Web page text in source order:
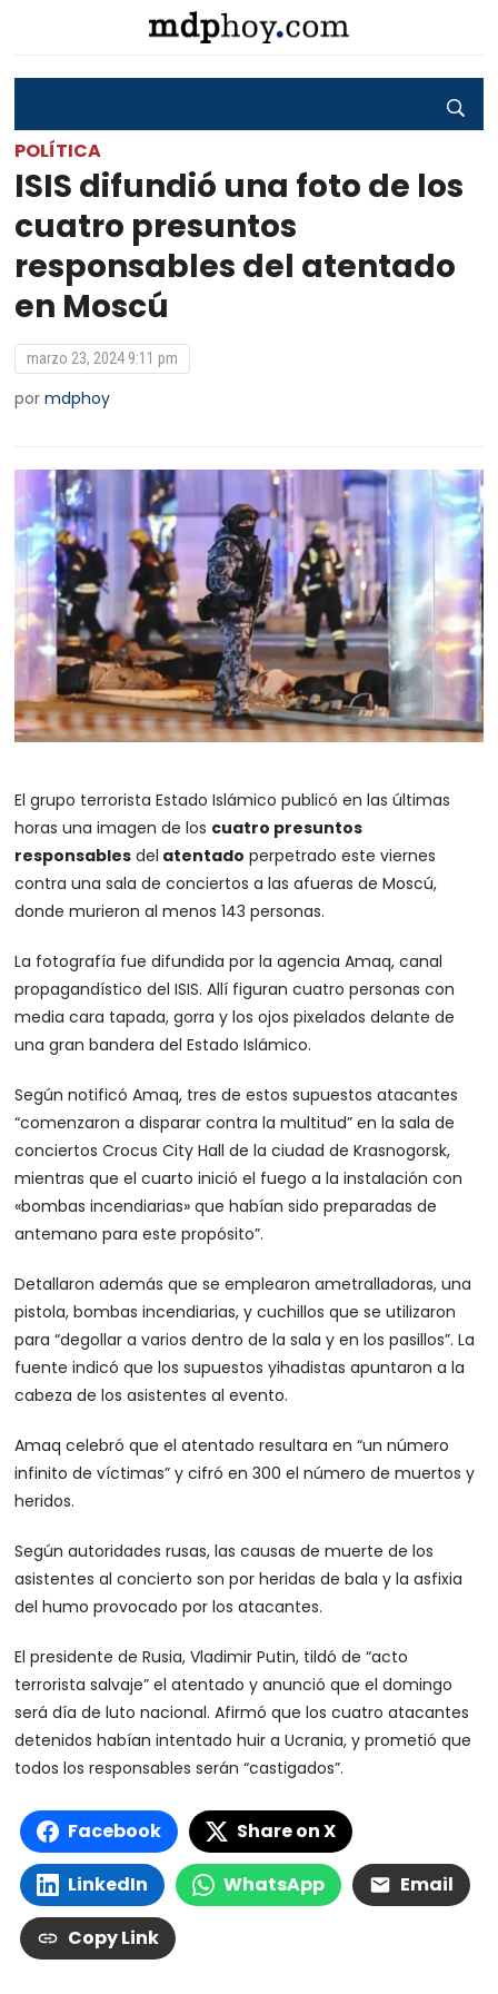
POLÍTICA
ISIS difundió una foto de los
cuatro presuntos
responsables del atentado
en Moscú
marzo 23, 2024 9:11 pm
pormdphoy
El grupo terrorista Estado Islámico publicó en las últimas
horas una imagen de los cuatro presuntos
responsables del atentado perpetrado este viernes
contra una sala de conciertos a las afueras de Moscú,
donde murieron al menos 143 personas.
La fotografía fue difundida por la agencia Amaq, canal
propagandístico del ISIS. Allí figuran cuatro personas con
media cara tapada, gorra y los ojos pixelados delante de
una gran bandera del Estado Islámico.
Según notificó Amaq, tres de estos supuestos atacantes
“comenzaron a disparar contra la multitud” en la sala de
conciertos Crocus City Hall de la ciudad de Krasnogorsk,
mientras que el cuarto inició el fuego a la instalación con
«bombas incendiarias» que habían sido preparadas de
antemano para este propósito”.
Detallaron además que se emplearon ametralladoras, una
pistola, bombas incendiarias, y cuchillos que se utilizaron
para “degollar a varios dentro de la sala y en los pasillos”. La
fuente indicó que los supuestos yihadistas apuntaron a la
cabeza de los asistentes al evento.
Amaq celebró que el atentado resultara en “un número
infinito de víctimas” y cifró en 300 el número de muertos y
heridos.
Según autoridades rusas, las causas de muerte de los
asistentes al concierto son por heridas de bala y la asfixia
del humo provocado por los atacantes.
El presidente de Rusia, Vladimir Putin, tildó de “acto
terrorista salvaje” el atentado y anunció que el domingo
será día de luto nacional. Afirmó que los cuatro atacantes
detenidos habían intentado huir a Ucrania, y prometió que
todos los responsables serán “castigados”.
Facebook Share on X
LinkedIn WhatsApp Email
Copy Link